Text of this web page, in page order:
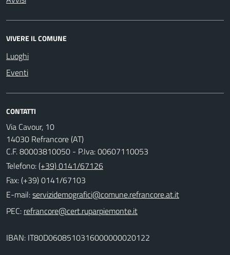
VIVERE IL COMUNE
Luoghi
Eventi
CONTATTI
Via Cavour, 10
14030 Refrancore (AT)
C.F. 80003810050 - P.Iva: 00607110053
Telefono:(+39) 0141/67126
Fax: (+39) 0141/67103
E-mail:
PEC:
IBAN: IT80D0608510316000000020122